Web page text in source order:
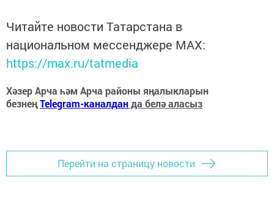
Читайте новости Татарстана в
национальном мессенджере MАХ:
https://max.ru/tatmedia
Хәзер Арча һәм Арча районы яңалыкларын
безнеңTelegram-каналданда белә аласыз
Перейти на страницу новости